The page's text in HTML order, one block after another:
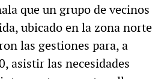
que un grupo de vecinos
ubicado en la zona norte
las gestiones para, a
asistir las necesidades